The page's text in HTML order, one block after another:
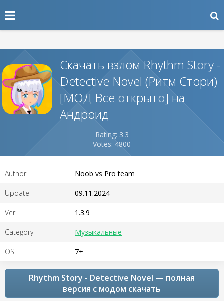
Скачать взлом Rhythm Story -
Detective Novel (Ритм Стори)
[МОД Все открыто] на
Андроид
Rating: 3.3
Votes: 4800
Author Noob vs Pro team
Update 09.11.2024
Ver. 1.3.9
Category Музыкальные
OS 7+
Rhythm Story - Detective Novel — полная
версия с модом скачать